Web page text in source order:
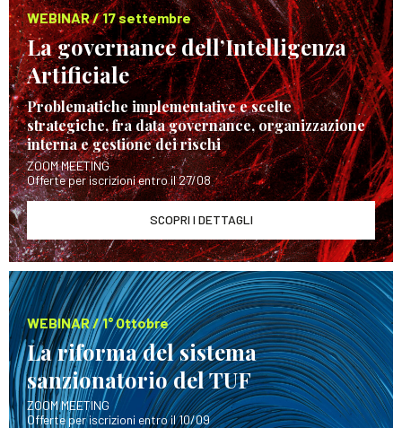
WEBINAR / 17 settembre
La governance dell’Intelligenza
Artificiale
Problematiche implementative e scelte
strategiche, fra data governance, organizzazione
interna e gestione dei rischi
ZOOM MEETING
Offerte per iscrizioni entro il 27/08
SCOPRI I DETTAGLI
WEBINAR / 1° Ottobre
La riforma del sistema
sanzionatorio del TUF
ZOOM MEETING
Offerte per iscrizioni entro il 10/09